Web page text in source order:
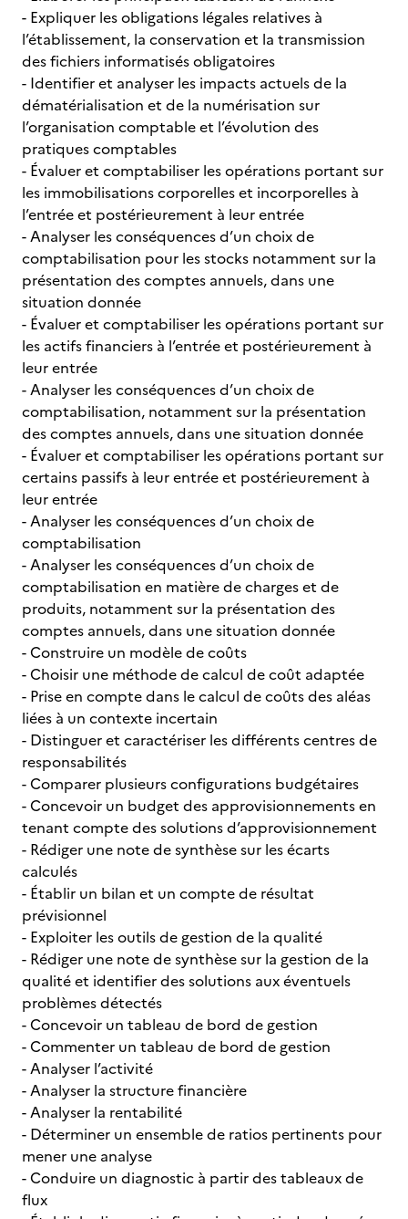
- Expliquer les obligations légales relatives à
l’établissement, la conservation et la transmission
des fichiers informatisés obligatoires
- Identifier et analyser les impacts actuels de la
dématérialisation et de la numérisation sur
l’organisation comptable et l’évolution des
pratiques comptables
- Évaluer et comptabiliser les opérations portant sur
les immobilisations corporelles et incorporelles à
l’entrée et postérieurement à leur entrée
- Analyser les conséquences d’un choix de
comptabilisation pour les stocks notamment sur la
présentation des comptes annuels, dans une
situation donnée
- Évaluer et comptabiliser les opérations portant sur
les actifs financiers à l’entrée et postérieurement à
leur entrée
- Analyser les conséquences d’un choix de
comptabilisation, notamment sur la présentation
des comptes annuels, dans une situation donnée
- Évaluer et comptabiliser les opérations portant sur
certains passifs à leur entrée et postérieurement à
leur entrée
- Analyser les conséquences d’un choix de
comptabilisation
- Analyser les conséquences d’un choix de
comptabilisation en matière de charges et de
produits, notamment sur la présentation des
comptes annuels, dans une situation donnée
- Construire un modèle de coûts
- Choisir une méthode de calcul de coût adaptée
- Prise en compte dans le calcul de coûts des aléas
liées à un contexte incertain
- Distinguer et caractériser les différents centres de
responsabilités
- Comparer plusieurs configurations budgétaires
- Concevoir un budget des approvisionnements en
tenant compte des solutions d’approvisionnement
- Rédiger une note de synthèse sur les écarts
calculés
- Établir un bilan et un compte de résultat
prévisionnel
- Exploiter les outils de gestion de la qualité
- Rédiger une note de synthèse sur la gestion de la
qualité et identifier des solutions aux éventuels
problèmes détectés
- Concevoir un tableau de bord de gestion
- Commenter un tableau de bord de gestion
- Analyser l’activité
- Analyser la structure financière
- Analyser la rentabilité
- Déterminer un ensemble de ratios pertinents pour
mener une analyse
- Conduire un diagnostic à partir des tableaux de
flux